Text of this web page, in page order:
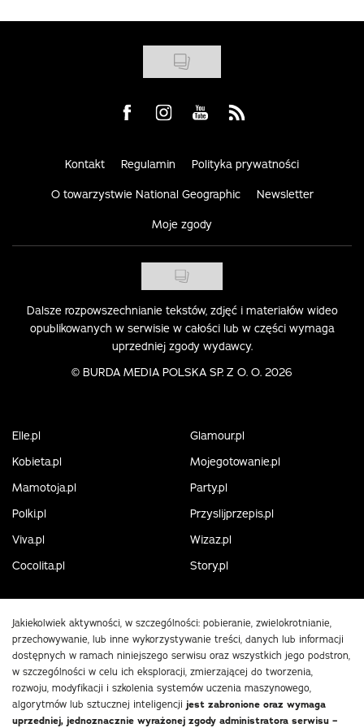
Visit us on Facebook
Visit us on Instagram
Visit us on Youtube
Visit us on Rss
Kontakt Regulamin Polityka prywatności
O towarzystwie National Geographic Newsletter
Moje zgody
Dalsze rozpowszechnianie tekstów, zdjęć i materiałów wideo
opublikowanych w serwisie w całości lub w części wymaga
uprzedniej zgody wydawcy.
© BURDA MEDIA POLSKA SP. Z O. O. 2026
Elle.pl
Glamour.pl
Kobieta.pl
Mojegotowanie.pl
Mamotoja.pl
Party.pl
Polki.pl
Przyslijprzepis.pl
Viva.pl
Wizaz.pl
Cocolita.pl
Story.pl
Jakiekolwiek aktywności, w szczególności: pobieranie, zwielokrotnianie,
przechowywanie, lub inne wykorzystywanie treści, danych lub informacji
dostępnych w ramach niniejszego serwisu oraz wszystkich jego podstron,
w szczególności w celu ich eksploracji, zmierzającej do tworzenia,
rozwoju, modyfikacji i szkolenia systemów uczenia maszynowego,
algorytmów lub sztucznej inteligencji jest zabronione oraz wymaga
uprzedniej, jednoznacznie wyrażonej zgody administratora serwisu –